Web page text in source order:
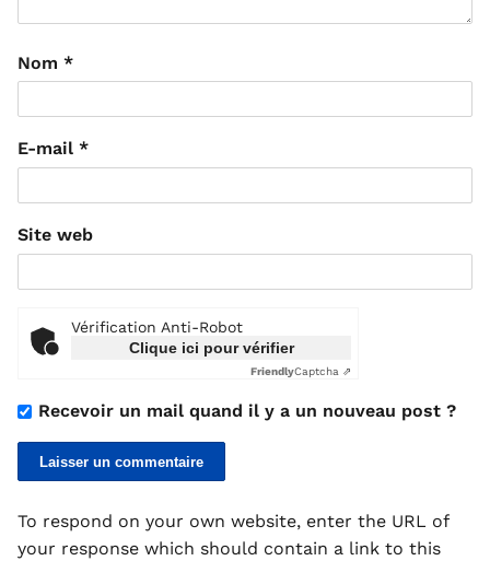
Nom *
E-mail *
Site web
Vérification Anti-Robot
Clique ici pour vérifier
FriendlyCaptcha ⇗
Recevoir un mail quand il y a un nouveau post ?
To respond on your own website, enter the URL of
your response which should contain a link to this